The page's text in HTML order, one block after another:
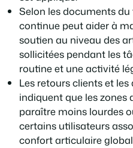
Selon les documents
continue peut aider à
soutien au niveau des
sollicitées pendant les
routine et une activité
Les retours clients et
indiquent que les zones
paraître moins lourdes
certains utilisateurs
confort articulaire